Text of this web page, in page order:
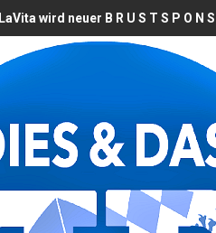
LaVita wird neuer B R U S T S P O N